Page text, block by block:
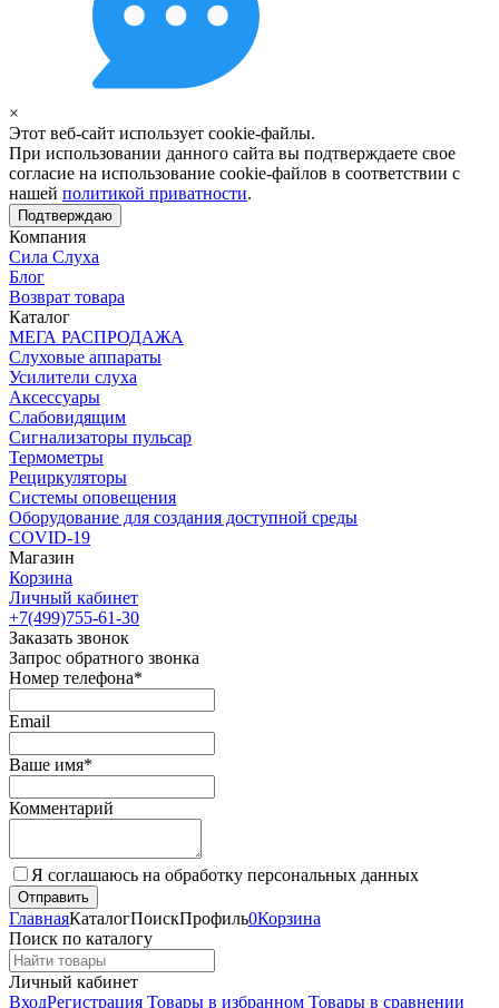
×
Этот веб-сайт использует cookie-файлы.
При использовании данного сайта вы подтверждаете свое
согласие на использование cookie-файлов в соответствии с
нашей политикой приватности.
Подтверждаю
Компания
Сила Слуха
Блог
Возврат товара
Каталог
МЕГА РАСПРОДАЖА
Слуховые аппараты
Усилители слуха
Аксессуары
Слабовидящим
Сигнализаторы пульсар
Термометры
Рециркуляторы
Cистемы оповещения
Оборудование для создания доступной среды
COVID-19
Магазин
Корзина
Личный кабинет
+7(499)755-61-30
Заказать звонок
Запрос обратного звонка
Номер телефона*
Email
Ваше имя*
Комментарий
Я соглашаюсь на обработку персональных данных
ГлавнаяКаталогПоискПрофиль0Корзина
Поиск по каталогу
Личный кабинет
ВходРегистрация Товары в избранном Товары в сравнении